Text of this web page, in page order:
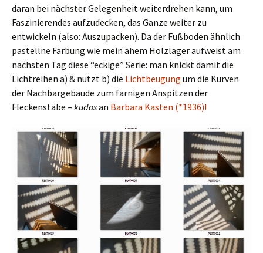
daran bei nächster Gelegenheit weiterdrehen kann, um
Faszinierendes aufzudecken, das Ganze weiter zu
entwickeln (also: Auszupacken). Da der Fußboden ähnlich
pastellne Färbung wie mein ähem Holzlager aufweist am
nächsten Tag diese “eckige” Serie: man knickt damit die
Lichtreihen a) & nutzt b) die Lichtbeugung um die Kurven
der Nachbargebäude zum farnigen Anspitzen der
Fleckenstäbe – kudosan Barbara Kasten (*1936)!